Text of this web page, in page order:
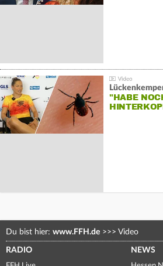
"HABE
Du bist hier: www.FFH.de >>> Video
RADIO NEWS